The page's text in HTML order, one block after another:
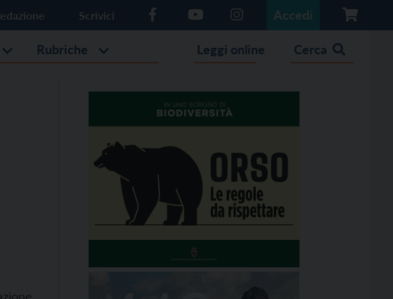
Scrivici Accedi
Rubriche Leggi online Cerca